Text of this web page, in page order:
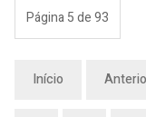
Página 5 de 93
Início